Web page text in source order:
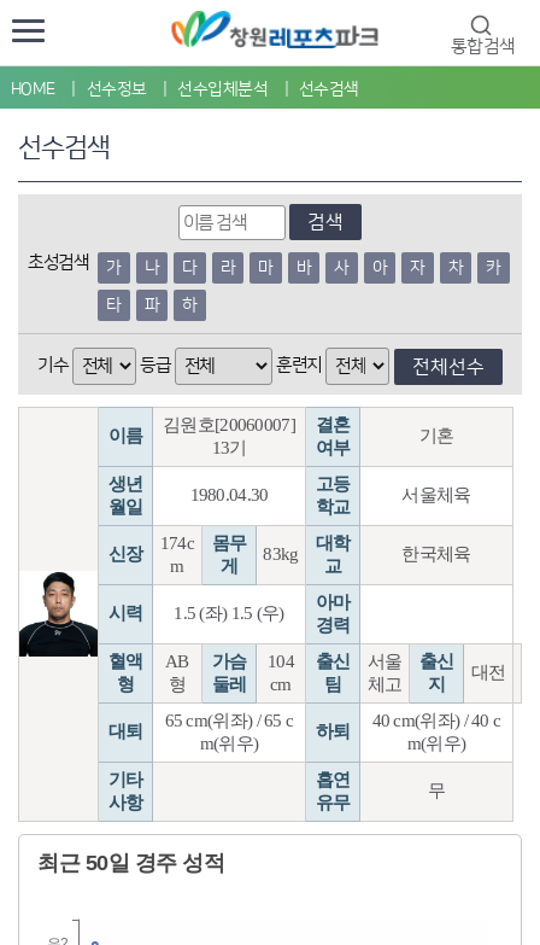
통합검색
HOME 선수정보 선수입체분석 선수검색
선수검색
검색
초성검색 가 나 다 라 마 바 사 아 자 차
카
타
파 하
기수 등급 훈련지 전체선수
이름
김원호[20060007]
13기
결혼
여부
기혼
생년
월일
1980.04.30
고등
학교
서울체육
신장
174c
m
몸무
게
83kg
대학
교
한국체육
시력 1.5 (좌) 1.5 (우)
아마
경력
혈액
형
AB
형
가슴
둘레
104
cm
출신
팀
서울
체고
출신
지
대전
대퇴
65 cm(위좌) / 65 c
m(위우)
하퇴
40 cm(위좌) / 40 c
m(위우)
기타
사항
흡연
유무
무